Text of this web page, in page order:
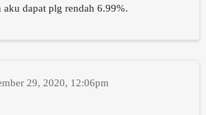
aku dapat plg rendah 6.99%.
29, 2020, 12:06pm